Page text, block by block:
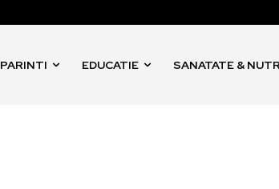
PARINTI EDUCATIE SANATATE &